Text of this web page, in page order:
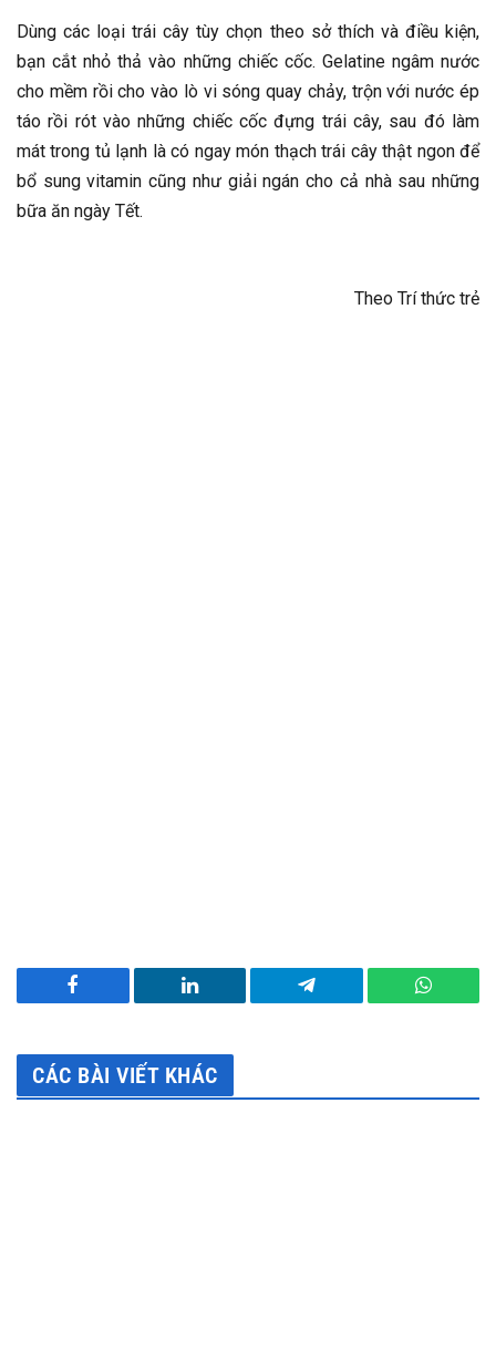
Dùng các loại trái cây tùy chọn theo sở thích và điều kiện,
bạn cắt nhỏ thả vào những chiếc cốc. Gelatine ngâm nước
cho mềm rồi cho vào lò vi sóng quay chảy, trộn với nước ép
táo rồi rót vào những chiếc cốc đựng trái cây, sau đó làm
mát trong tủ lạnh là có ngay món thạch trái cây thật ngon để
bổ sung vitamin cũng như giải ngán cho cả nhà sau những
bữa ăn ngày Tết.
Theo Trí thức trẻ
Facebook LinkedIn Telegram
CÁC BÀI VIẾT KHÁC